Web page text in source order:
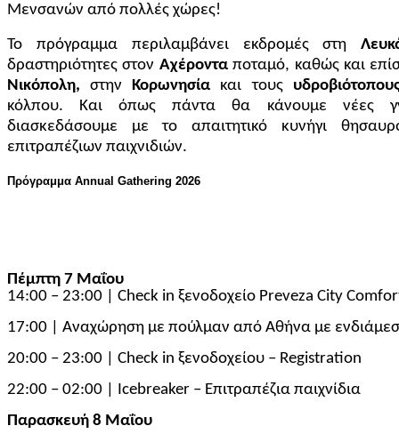
Μενσανών από πολλές χώρες!
Το πρόγραμμα περιλαμβάνει εκδρομές στη
δραστηριότητες στον Αχέρονταποταμό, καθώς και
Νικόπολη,στην Κορωνησία και τους
κόλπου. Και όπως πάντα θα κάνουμε νέες
διασκεδάσουμε με το απαιτητικό κυνήγι
επιτραπέζιων παιχνιδιών.
Πρόγραμμα Annual Gathering 2026
Πέμπτη 7 Μαΐου
14:00 – 23:00 | Check in ξενοδοχείο Preveza City
17:00 | Αναχώρηση με πούλμαν από Αθήνα με
20:00 – 23:00 | Check in ξενοδοχείου – Registration
22:00 – 02:00 | Icebreaker – Επιτραπέζια παιχνίδια
Παρασκευή 8 Μαΐου